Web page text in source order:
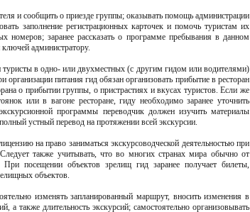
и сообщить о приезде группы; оказывать помощь администрации
заполнение регистрационных карточек и помочь туристам их
номеров; заранее рассказать о программе пребывания в данном
ключей администратору.
в одно- или двухместных (с другим гидом или водителями)
питания гид обязан организовать прибытие в ресторан
о прибытии группы, о пристрастиях и вкусах туристов. Если же
или в вагоне ресторане, гиду необходимо заранее уточнить
программы переводчик должен изучить материалы
устный перевод на протяжении всей экскурсии.
на право заниматься экскурсоводческой деятельностью при
также учитывать, что во многих странах мира обычно от
При посещении объектов зрелищ гид заранее получает билеты,
объектов.
изменять запланированный маршрут, вносить изменения в
а также длительность экскурсий; самостоятельно организовывать